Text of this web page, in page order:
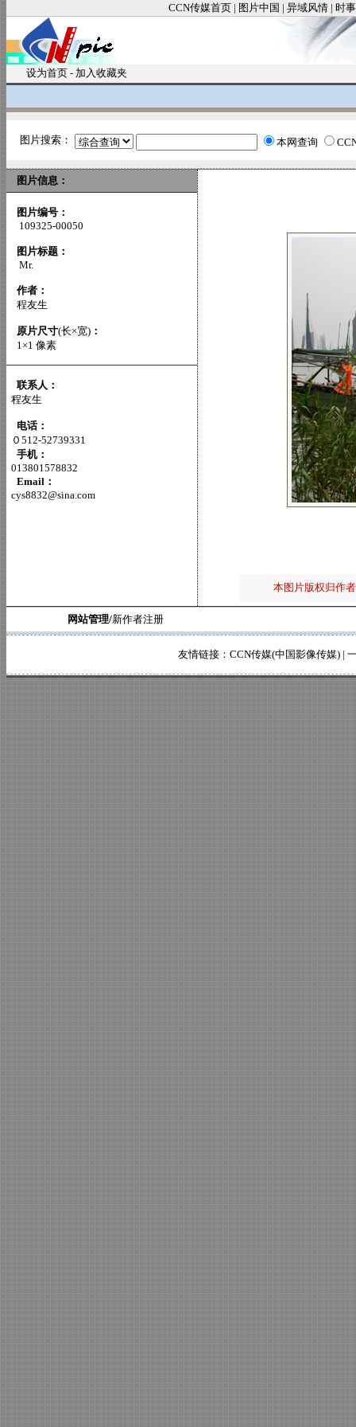
CCN传媒首页 | 图片中国 | 异域风情 | 时
设为首页 - 加入收藏夹
图片搜索： 本网查询
图片信息：
图片编号：
109325-00050
图片标题：
Mr.
作者：
程友生
原片尺寸(长×宽) ：
1×1 像素
联系人：
程友生
电话：
０512-52739331
手机：
013801578832
Email：
cys8832@sina.com
本图片版权归作
网站管理/新作者注册
友情链接： CCN传媒(中国影像传媒) |